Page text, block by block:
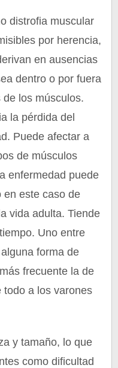
distrofia muscular
por herencia,
en ausencias
dentro o por fuera
los músculos.
la pérdida del
Puede afectar a
de músculos
enfermedad puede
en este caso de
vida adulta. Tiende
Uno entre
forma de
frecuente la de
todo a los varones
y tamaño, lo que
como dificultad